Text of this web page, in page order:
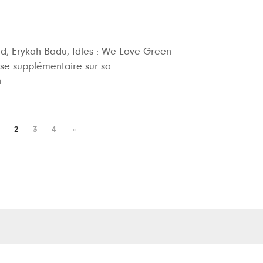
Erykah Badu, Idles : We Love Green
supplémentaire sur sa
2 3 4 »